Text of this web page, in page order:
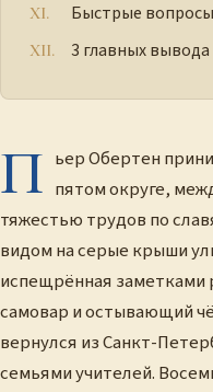
Быстрые
3 главных вывода
П ьер Обертен
пятом округе,
тяжестью трудов по
видом на серые крыши
испещрённая заметками
самовар и остывающий
вернулся из Санкт-
семьями учителей.